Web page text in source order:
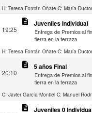
H: Teresa Fontán Oñate C: María
19:25
description Juveniles Individual
Entrega de Premios al
tierra en la terraza
H: Teresa Fontán Oñate C: María
20:10
description 5 años Final
Entrega de Premios al
tierra en la terraza
C: Javier García Montiel C: Manuel
description Juveniles 0